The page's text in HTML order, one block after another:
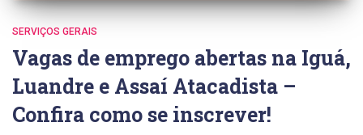
SERVIÇOS GERAIS
Vagas de emprego abertas na Iguá,
Luandre e Assaí Atacadista –
Confira como se inscrever!